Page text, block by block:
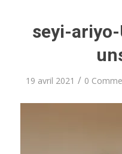
seyi-ariyo-
19 avril 2021 / 0